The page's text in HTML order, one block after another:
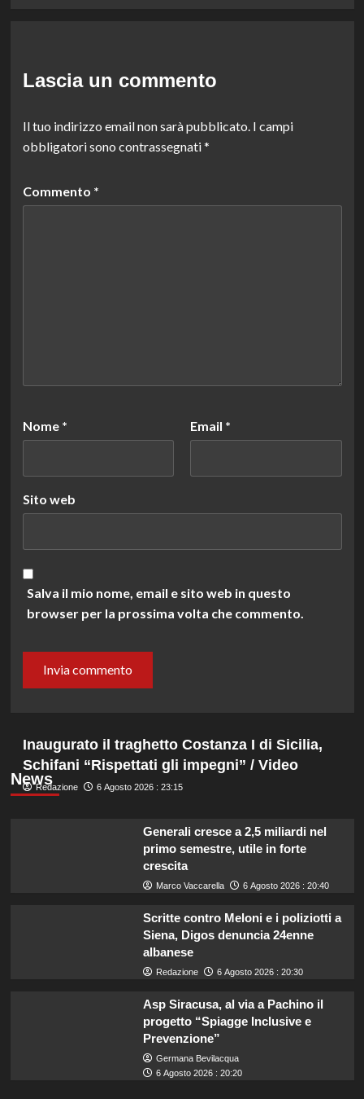
Lascia un commento
Il tuo indirizzo email non sarà pubblicato. I campi
obbligatori sono contrassegnati*
Commento *
Nome * Email *
Sito web
Salva il mio nome, email e sito web in questo
browser per la prossima volta che commento.
News
Inaugurato il traghetto Costanza I di Sicilia,
Schifani “Rispettati gli impegni” / Video
Redazione 6 Agosto 2026 : 23:15
Generali cresce a 2,5 miliardi nel
primo semestre, utile in forte
crescita
Marco Vaccarella 6 Agosto 2026 : 20:40
Scritte contro Meloni e i poliziotti a
Siena, Digos denuncia 24enne
albanese
Redazione 6 Agosto 2026 : 20:30
Asp Siracusa, al via a Pachino il
progetto “Spiagge Inclusive e
Prevenzione”
Germana Bevilacqua
6 Agosto 2026 : 20:20